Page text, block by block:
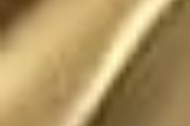
realidad donde este
escrito no fue (o no
es) fantasía
En dicha realidad, los
ángeles no tienen